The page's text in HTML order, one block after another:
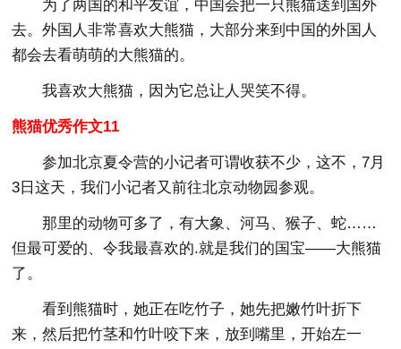
为了两国的和平友谊，中国会把一只熊猫送到国外
去。外国人非常喜欢大熊猫，大部分来到中国的外国人
都会去看萌萌的大熊猫的。
我喜欢大熊猫，因为它总让人哭笑不得。
熊猫优秀作文11
参加北京夏令营的小记者可谓收获不少，这不，7月
3日这天，我们小记者又前往北京动物园参观。
那里的动物可多了，有大象、河马、猴子、蛇……
但最可爱的、令我最喜欢的.就是我们的国宝——大熊猫
了。
看到熊猫时，她正在吃竹子，她先把嫩竹叶折下
来，然后把竹茎和竹叶咬下来，放到嘴里，开始左一